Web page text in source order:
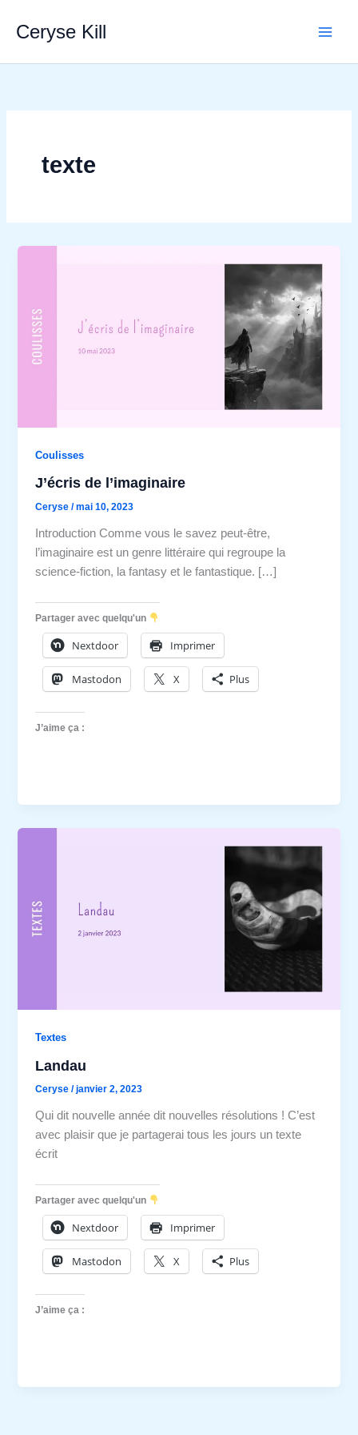
Ceryse Kill
texte
Coulisses
J’écris de l’imaginaire
Ceryse/mai 10, 2023
Introduction Comme vous le savez peut-être,
l’imaginaire est un genre littéraire qui regroupe la
science-fiction, la fantasy et le fantastique. […]
Partager avec quelqu'un
Nextdoor Imprimer
Mastodon X Plus
J’aime ça :
Textes
Landau
Ceryse/janvier 2, 2023
Qui dit nouvelle année dit nouvelles résolutions ! C’est
avec plaisir que je partagerai tous les jours un texte
écrit
Partager avec quelqu'un
Nextdoor Imprimer
Mastodon X Plus
J’aime ça :